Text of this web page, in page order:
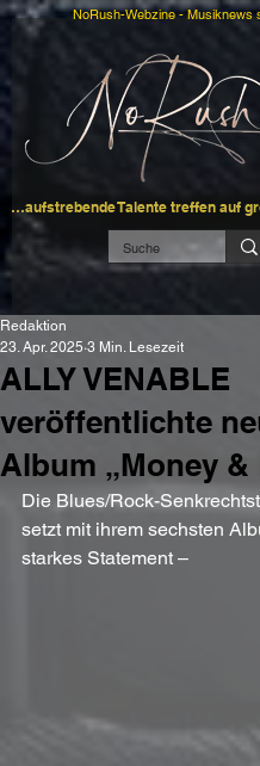
…aufstrebende Talente treffen auf
NoRush-Webzine - Musiknews
ALLY VENABLE
veröffentlichte
Album „Money &
Redaktion
23. Apr. 2025 3 Min. Lesezeit
Die Blues/Rock-
setzt mit ihrem sechsten
starkes Statement –